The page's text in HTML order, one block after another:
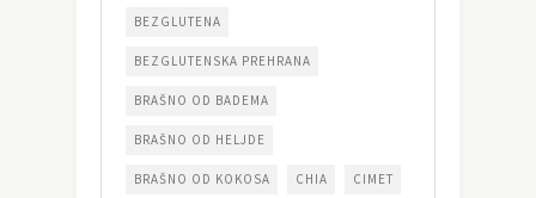
BEZGLUTENA
BEZGLUTENSKA PREHRANA
BRAŠNO OD BADEMA
BRAŠNO OD HELJDE
BRAŠNO OD KOKOSA CHIA CIMET